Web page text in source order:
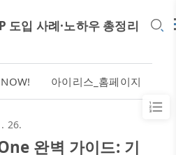
도입 사례·노하우 총정리
아이리스_홈페이지
26.
완벽 가이드: 기